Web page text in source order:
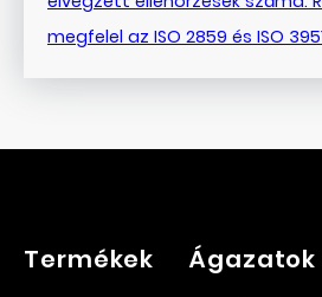
megfelel az ISO 2859 és ISO
Termékek Ágazatok